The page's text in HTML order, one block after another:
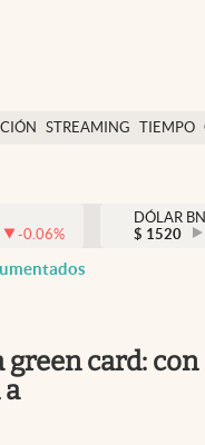
STREAMING TIEMPO
México
-0.06%
DÓLAR
$ 1520
card: con